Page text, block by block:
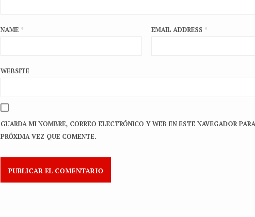
NAME * EMAIL ADDRESS *
WEBSITE
GUARDA MI NOMBRE, CORREO ELECTRÓNICO Y WEB EN ESTE NAVEGADOR
PRÓXIMA VEZ QUE COMENTE.